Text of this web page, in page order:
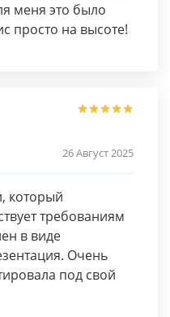
меня это было
просто на высоте!
26 Август 2025
который
требованиям
в виде
Очень
под свой